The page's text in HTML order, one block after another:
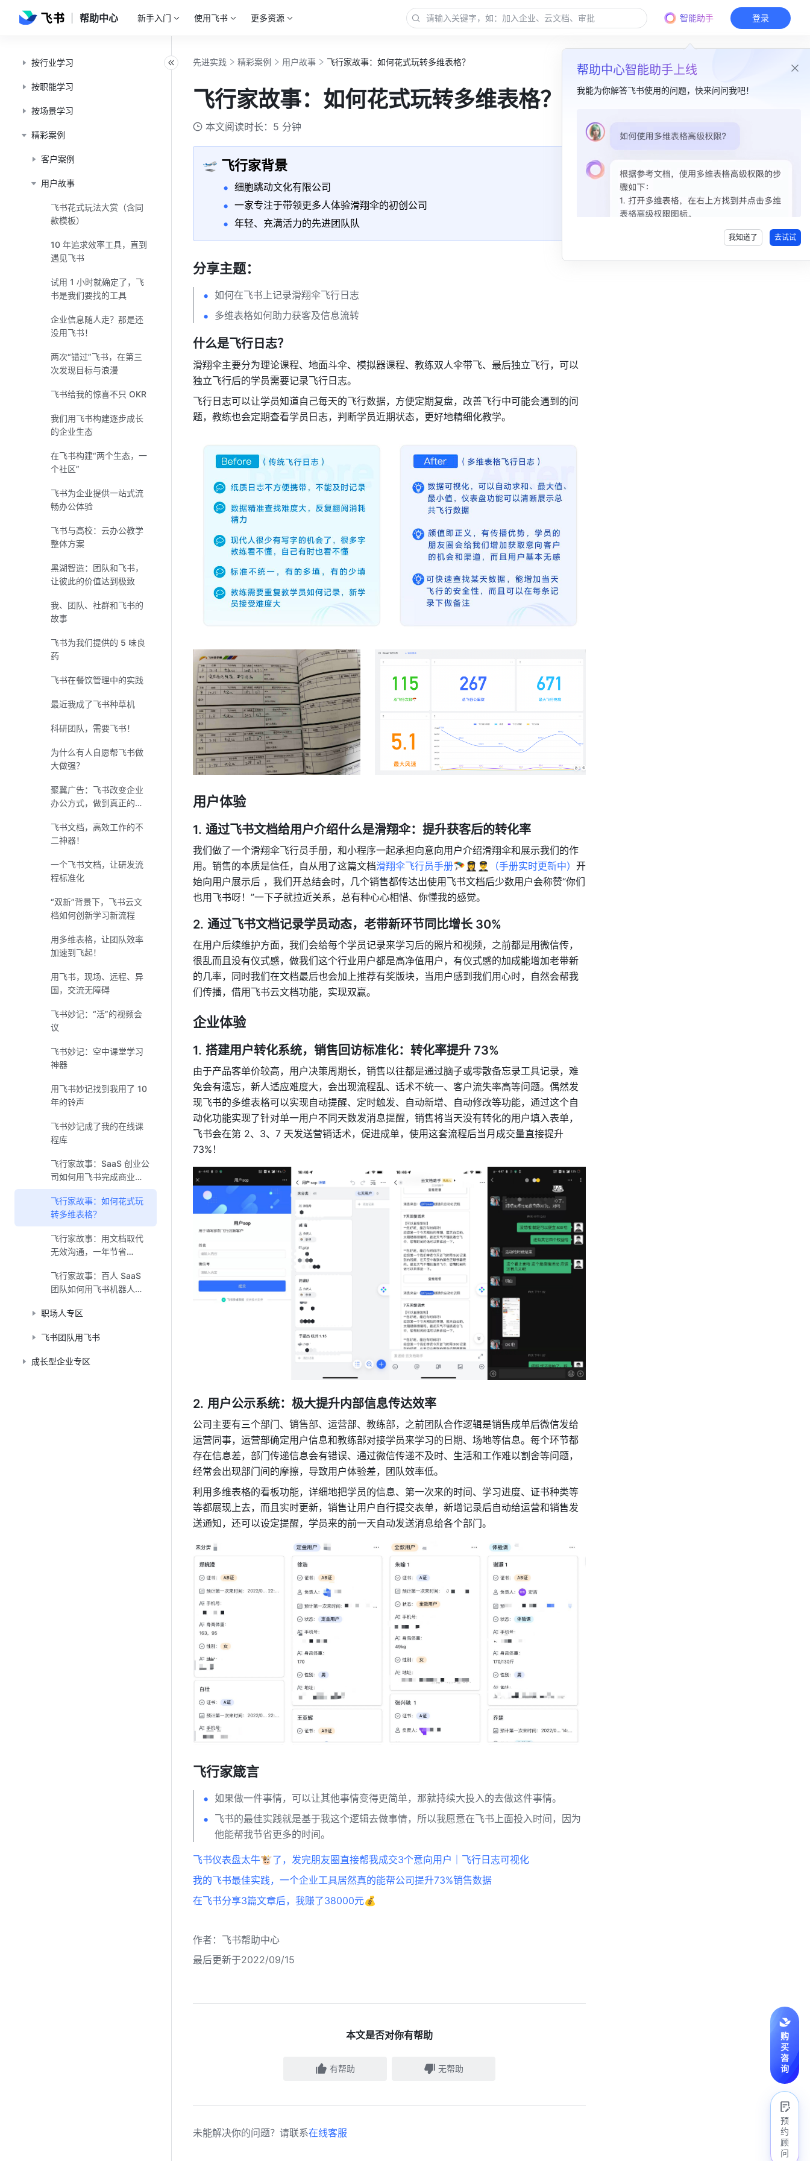
帮助中心 新手入门 使用飞书 更多资源 智能助手
帮助中心智能助手上线
我能为你解答飞书使用的问题，快来问问我吧！
我知道了 去试试
登录
按行业学习
按职能学习
按场景学习
精彩案例
客户案例
用户故事
飞书花式玩法大赏（含同
款模板）
10 年追求效率工具，直到
遇见飞书
试用 1 小时就确定了，飞
书是我们要找的工具
企业信息随人走？那是还
没用飞书！
两次“错过”飞书，在第三
次发现目标与浪漫
飞书给我的惊喜不只 OKR
我们用飞书构建逐步成长
的企业生态
在飞书构建“两个生态，一
个社区”
飞书为企业提供一站式流
畅办公体验
飞书与高校：云办公教学
整体方案
黑湖智造：团队和飞书，
让彼此的价值达到极致
我、团队、社群和飞书的
故事
飞书为我们提供的 5 味良
药
飞书在餐饮管理中的实践
最近我成了飞书种草机
科研团队，需要飞书！
为什么有人自愿帮飞书做
大做强？
聚冀广告：飞书改变企业
办公方式，做到真正的高
飞书文档，高效工作的不
二神器！
一个飞书文档，让研发流
程标准化
“双新”背景下，飞书云文
档如何创新学习新流程
用多维表格，让团队效率
加速到飞起！
用飞书，现场、远程、异
国，交流无障碍
飞书妙记：“活”的视频会
议
飞书妙记：空中课堂学习
神器
用飞书妙记找到我用了 10
年的铃声
飞书妙记成了我的在线课
程库
飞行家故事：SaaS 创业公
司如何用飞书完成商业化
闭环？
飞行家故事：如何花式玩
转多维表格？
飞行家故事：用文档取代
无效沟通，一年节省
飞行家故事：百人 SaaS
团队如何用飞书机器人提
职场人专区
飞书团队用飞书
成长型企业专区
先进实践 精彩案例 用户故事 飞行家故事：如何花式玩转多维表格？
飞行家故事：如何花式玩转多维表格？
本文阅读时长：5 分钟
🛫 飞行家背景
细胞跳动文化有限公司
一家专注于带领更多人体验滑翔伞的初创公司
年轻、充满活力的先进团队队
分享主题：
如何在飞书上记录滑翔伞飞行日志
多维表格如何助力获客及信息流转
什么是飞行日志？
滑翔伞主要分为理论课程、地面斗伞、模拟器课程、教练双人伞带飞、最后独立飞行，可以
独立飞行后的学员需要记录飞行日志。
飞行日志可以让学员知道自己每天的飞行数据，方便定期复盘，改善飞行中可能会遇到的问
题，教练也会定期查看学员日志，判断学员近期状态，更好地精细化教学。
用户体验
通过飞书文档给用户介绍什么是滑翔伞：提升获客后的转化率
我们做了一个滑翔伞飞行员手册，和小程序一起承担向意向用户介绍滑翔伞和展示我们的作
用。销售的本质是信任，自从用了这篇文档滑翔伞飞行员手册🪂👩‍✈️👨‍✈️（手册实时更新中） 开
始向用户展示后 ，我们开总结会时，几个销售都传达出使用飞书文档后少数用户会称赞“你们
也用飞书呀！”一下子就拉近关系，总有种心心相惜、你懂我的感觉。
通过飞书文档记录学员动态，老带新环节同比增长 30%
在用户后续维护方面，我们会给每个学员记录来学习后的照片和视频，之前都是用微信传，
很乱而且没有仪式感，做我们这个行业用户都是高净值用户，有仪式感的加成能增加老带新
的几率，同时我们在文档最后也会加上推荐有奖版块，当用户感到我们用心时，自然会帮我
们传播，借用飞书云文档功能，实现双赢。
企业体验
搭建用户转化系统，销售回访标准化：转化率提升 73%
由于产品客单价较高，用户决策周期长，销售以往都是通过脑子或零散备忘录工具记录，难
免会有遗忘，新人适应难度大，会出现流程乱、话术不统一、客户流失率高等问题。偶然发
现飞书的多维表格可以实现自动提醒、定时触发、自动新增、自动修改等功能，通过这个自
动化功能实现了针对单一用户不同天数发消息提醒，销售将当天没有转化的用户填入表单，
飞书会在第 2、3、7 天发送营销话术，促进成单，使用这套流程后当月成交量直接提升
73%！
用户公示系统：极大提升内部信息传达效率
公司主要有三个部门、销售部、运营部、教练部，之前团队合作逻辑是销售成单后微信发给
运营同事，运营部确定用户信息和教练部对接学员来学习的日期、场地等信息。每个环节都
存在信息差，部门传递信息会有错误、通过微信传递不及时、生活和工作难以割舍等问题，
经常会出现部门间的摩擦，导致用户体验差，团队效率低。
利用多维表格的看板功能，详细地把学员的信息、第一次来的时间、学习进度、证书种类等
等都展现上去，而且实时更新，销售让用户自行提交表单，新增记录后自动给运营和销售发
送通知，还可以设定提醒，学员来的前一天自动发送消息给各个部门。
飞行家箴言
如果做一件事情，可以让其他事情变得更简单，那就持续大投入的去做这件事情。
飞书的最佳实践就是基于我这个逻辑去做事情，所以我愿意在飞书上面投入时间，因为
他能帮我节省更多的时间。
飞书仪表盘太牛🐮了，发完朋友圈直接帮我成交3个意向用户｜飞行日志可视化
我的飞书最佳实践，一个企业工具居然真的能帮公司提升73%销售数据
在飞书分享3篇文章后，我赚了38000元💰
作者 ： 飞书帮助中心
最后更新于2022/09/15
本文是否对你有帮助
有帮助 无帮助
未能解决你的问题？请联系在线客服
分享主题：​
用户体验​
购
买
咨
询
预
约
顾
问